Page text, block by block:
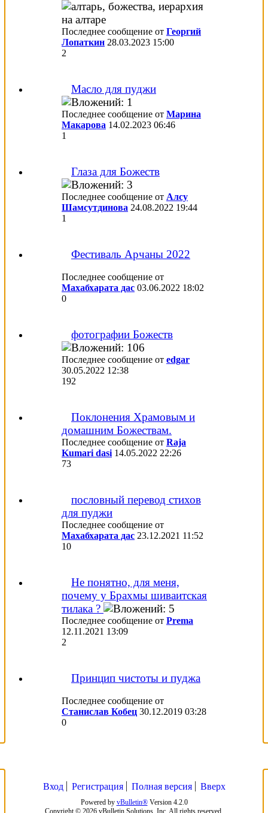
Последнее сообщение от Георгий
Лопаткин 28.03.2023 15:00
2
Масло для пуджи
Последнее сообщение от Марина
Макарова 14.02.2023 06:46
1
Глаза для Божеств
Последнее сообщение от Алсу
Шамсутдинова 24.08.2022 19:44
1
Фестиваль Арчаны 2022
Последнее сообщение от
Махабхарата дас 03.06.2022 18:02
0
фотографии Божеств
Последнее сообщение от edgar
30.05.2022 12:38
192
Поклонения Храмовым и
домашним Божествам.
Последнее сообщение от Raja
Kumari dasi 14.05.2022 22:26
73
пословный перевод стихов
для пуджи
Последнее сообщение от
Махабхарата дас 23.12.2021 11:52
10
Не понятно, для меня,
почему у Брахмы шиваитская
тилака ?
Последнее сообщение от Prema
12.11.2021 13:09
2
Принцип чистоты и пуджа
Последнее сообщение от
Станислав Кобец 30.12.2019 03:28
0
Вход Регистрация Полная версия Вверх
Powered by vBulletin®Version 4.2.0
Copyright © 2026 vBulletin Solutions, Inc. All rights reserved.